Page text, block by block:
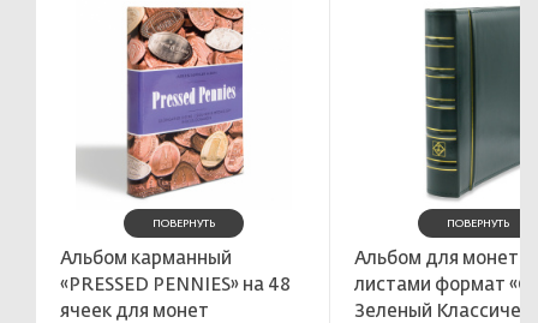
ПОВЕРНУТЬ
Альбом карманный
«PRESSED PENNIES» на 48
ячеек для монет
ПОВЕРНУТЬ
Альбом для монет с
листами формат
Зеленый